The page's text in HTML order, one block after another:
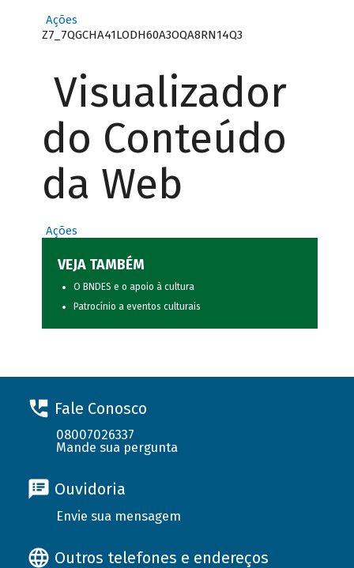
Ações
Z7_7QGCHA41LODH60A3OQA8RN14Q3
Visualizador
do Conteúdo
da Web
Ações
VEJA TAMBÉM
O BNDES e o apoio à cultura
Patrocínio a eventos culturais
Fale Conosco
08007026337
Mande sua pergunta
Ouvidoria
Envie sua mensagem
Outros telefones e endereços